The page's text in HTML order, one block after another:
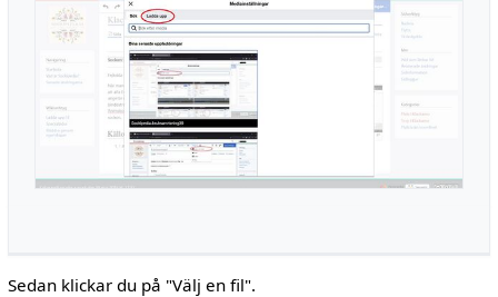
Sedan klickar du på "Välj en fil".